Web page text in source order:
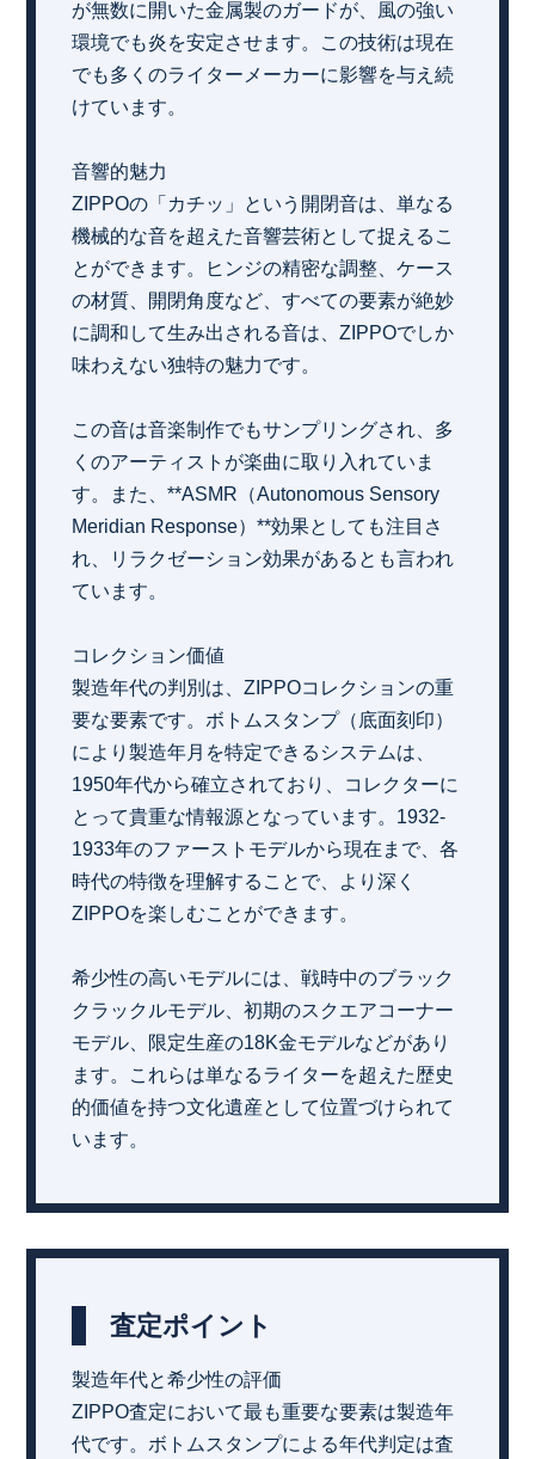
が無数に開いた金属製のガードが、風の強い
環境でも炎を安定させます。この技術は現在
でも多くのライターメーカーに影響を与え続
けています。
音響的魅力
ZIPPOの「カチッ」という開閉音は、単なる
機械的な音を超えた音響芸術として捉えるこ
とができます。ヒンジの精密な調整、ケース
の材質、開閉角度など、すべての要素が絶妙
に調和して生み出される音は、ZIPPOでしか
味わえない独特の魅力です。
この音は音楽制作でもサンプリングされ、多
くのアーティストが楽曲に取り入れていま
す。また、**ASMR（Autonomous Sensory
Meridian Response）**効果としても注目さ
れ、リラクゼーション効果があるとも言われ
ています。
コレクション価値
製造年代の判別は、ZIPPOコレクションの重
要な要素です。ボトムスタンプ（底面刻印）
により製造年月を特定できるシステムは、
1950年代から確立されており、コレクターに
とって貴重な情報源となっています。1932-
1933年のファーストモデルから現在まで、各
時代の特徴を理解することで、より深く
ZIPPOを楽しむことができます。
希少性の高いモデルには、戦時中のブラック
クラックルモデル、初期のスクエアコーナー
モデル、限定生産の18K金モデルなどがあり
ます。これらは単なるライターを超えた歴史
的価値を持つ文化遺産として位置づけられて
います。
査定ポイント
製造年代と希少性の評価
ZIPPO査定において最も重要な要素は製造年
代です。ボトムスタンプによる年代判定は査